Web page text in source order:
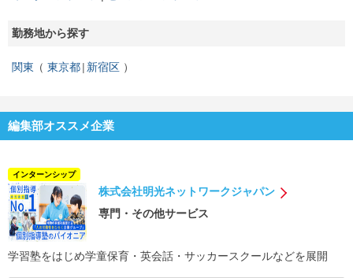
勤務地から探す
関東 東京都 新宿区
編集部オススメ企業
インターンシップ
株式会社明光ネットワークジャパン
専門・その他サービス
学習塾をはじめ学童保育・英会話・サッカースクールなどを展開